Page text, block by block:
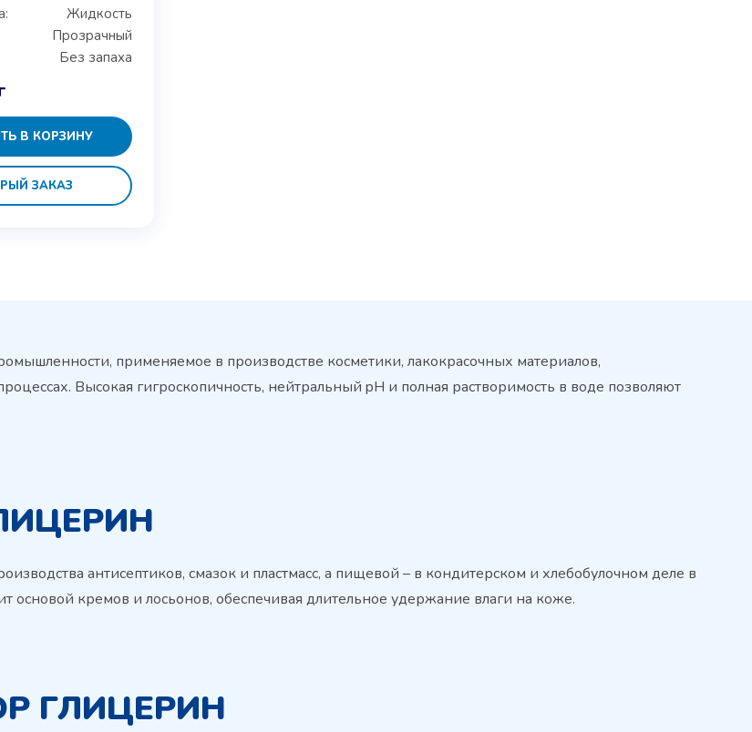
Жидкость
Прозрачный
Без запаха
В КОРЗИНУ
ЗАКАЗ
применяемое в производстве косметики, лакокрасочных материалов,
Высокая гигроскопичность, нейтральный pH и полная растворимость в воде позволяют
антисептиков, смазок и пластмасс, а пищевой – в кондитерском и хлебобулочном деле в
основой кремов и лосьонов, обеспечивая длительное удержание влаги на коже.
ГЛИЦЕРИН